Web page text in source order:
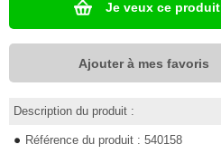
Je veux ce produit
Ajouter à mes favoris
Description du produit :
Référence du produit : 540158